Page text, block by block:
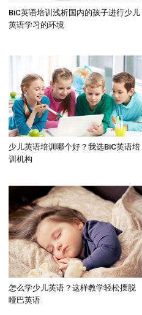
BiC英语培训浅析国内的孩子进行少儿
英语学习的环境
少儿英语培训哪个好？我选BiC英语培
训机构
怎么学少儿英语？这样教学轻松摆脱
哑巴英语